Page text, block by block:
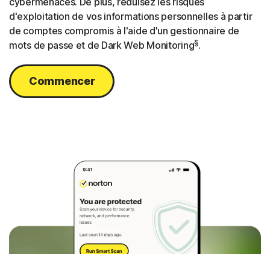
d'exploitation de vos informations personnelles à partir
de comptes compromis à l'aide d'un gestionnaire de
mots de passe et de Dark Web Monitoring§.
Commencer